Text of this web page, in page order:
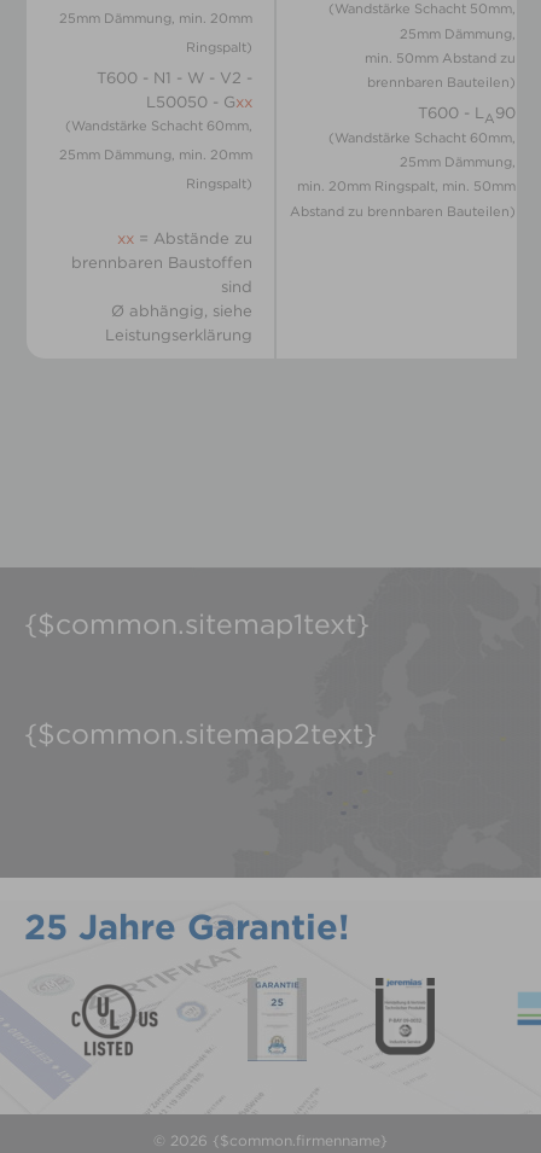
25mm Dämmung, min. 20mm
Ringspalt)
T600 - N1 - W - V2 -
L50050 - Gxx
(Wandstärke Schacht 60mm,
25mm Dämmung, min. 20mm
Ringspalt)
xx = Abstände zu
brennbaren Baustoffen
sind
Ø abhängig, siehe
Leistungserklärung
(Wandstärke Schacht 50mm,
25mm Dämmung,
min. 50mm Abstand zu
brennbaren Bauteilen)
T600 - L A90
(Wandstärke Schacht 60mm,
25mm Dämmung,
min. 20mm Ringspalt, min. 50mm
Abstand zu brennbaren Bauteilen)
{$common.sitemap1text}
{$common.sitemap2text}
25 Jahre Garantie!
© 2026 {$common.firmenname}